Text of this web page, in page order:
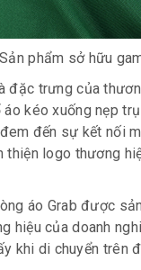
Sản phẩm sở hữu
đặc trưng của
kéo xuống nẹp
đến sự kết nối
logo thương
áo Grab được
hiệu của doanh
khi di chuyển trên